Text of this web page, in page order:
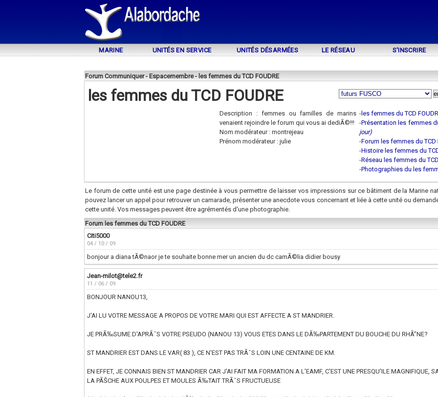
MARINE UNITÉS EN SERVICE UNITÉS DÉSARMÉES LE RÉSEAU S'INSCRIRE
Forum Communiquer - Espacemembre - les femmes du TCD FOUDRE
les femmes du TCD FOUDRE
Description : femmes ou familles de marins
venaient rejoindre le forum qui vous ai dediÃ©!!!
Nom modérateur : montrejeau
Prénom modérateur : julie
- les femmes du TCD
-Présentation les femmes
jour)
-Forum les femmes du TCD
-Histoire les femmes du
-Réseau les femmes du
-Photographies du les
Le forum de cette unité est une page destinée à vous permettre de laisser vos impressions sur ce bâtiment de la Marine
pouvez lancer un appel pour retrouver un camarade, présenter une anecdote vous concernant et liée à cette unité ou
cette unité. Vos messages peuvent être agrémentés d'une photographie.
Forum les femmes du TCD FOUDRE
Citi5000
04 / 10 / 09
bonjour a diana tÃ©naor je te souhaite bonne mer un ancien du dc camÃ©lia didier bousy
Jean-milot@tele2.fr
11 / 06 / 09
BONJOUR NANOU13,
J'AI LU VOTRE MESSAGE A PROPOS DE VOTRE MARI QUI EST AFFECTE A ST MANDRIER.
JE PRÃ‰SUME D'APRÃˆS VOTRE PSEUDO (NANOU 13) VOUS ETES DANS LE DÃ‰PARTEMENT DU BOUCHE DU RHÃ”NE?
ST MANDRIER EST DANS LE VAR( 83 ), CE N'EST PAS TRÃˆS LOIN UNE CENTAINE DE KM.
EN EFFET, JE CONNAIS BIEN ST MANDRIER CAR J'AI FAIT MA FORMATION A L'EAMF, C'EST UNE PRESQU'ILE MAGNIFIQUE,
LA PÃŠCHE AUX POULPES ET MOULES Ã‰TAIT TRÃˆS FRUCTUEUSE